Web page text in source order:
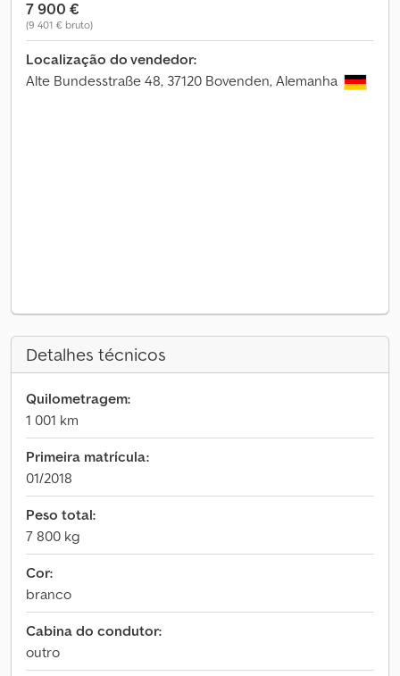
7 900 €
(9 401 € bruto)
Localização do vendedor:
Alte Bundesstraße 48, 37120 Bovenden, Alemanha
Detalhes técnicos
Quilometragem:
1 001 km
Primeira matrícula:
01/2018
Peso total:
7 800 kg
Cor:
branco
Cabina do condutor:
outro